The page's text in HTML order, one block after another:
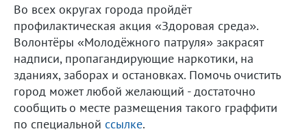
Во всех округах города пройдёт
профилактическая акция «Здоровая среда».
Волонтёры «Молодёжного патруля» закрасят
надписи, пропагандирующие наркотики, на
зданиях, заборах и остановках. Помочь очистить
город может любой желающий - достаточно
сообщить о месте размещения такого граффити
по специальной ссылке.